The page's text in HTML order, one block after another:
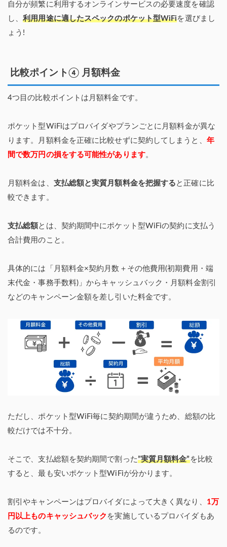
自分が頻繁に利用するオンラインサービスの必要速度を確認
し、利用用途に適したスペックのポケット型WiFiを選びまし
ょう!
比較ポイント④ 月額料金
4つ目の比較ポイントは月額料金です。
ポケット型WiFiはプロバイダやプランごとに月額料金が異な
ります。月額料金を正確に比較せずに契約してしまうと、 年
間で数万円の損をする可能性があります。
月額料金は、 支払総額と実質月額料金を把握する と正確に比
較できます。
支払総額 とは、契約期間中にポケット型WiFiの契約に支払う
合計費用のこと。
具体的には「月額料金×契約月数＋その他費用(初期費用・端
末代金・事務手数料)」からキャッシュバック・月額料金割引
などのキャンペーン金額を差し引いた料金です。
ただし、ポケット型WiFi毎に契約期間が違うため、総額の比
較だけでは不十分。
そこで、支払総額を契約期間で割った”実質月額料金”を比較
すると、最も安いポケット型WiFiが分かります。
割引やキャンペーンはプロバイダによって大きく異なり、 1万
円以上ものキャッシュバック を実施しているプロバイダもあ
るのです。